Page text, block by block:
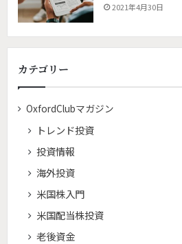
2021年4月30日
カテゴリー
OxfordClubマガジン
トレンド投資
投資情報
海外投資
米国株入門
米国配当株投資
老後資金